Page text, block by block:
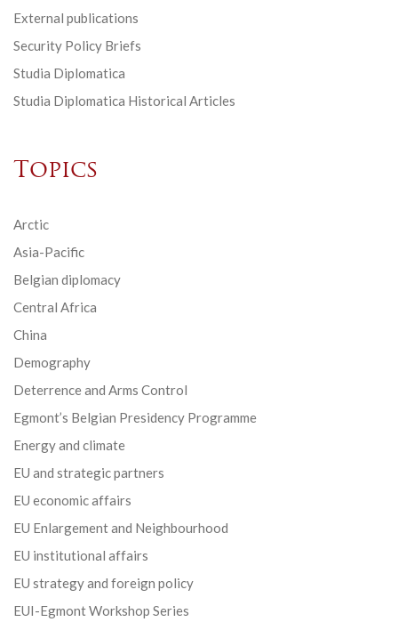
External publications
Security Policy Briefs
Studia Diplomatica
Studia Diplomatica Historical Articles
Topics
Arctic
Asia-Pacific
Belgian diplomacy
Central Africa
China
Demography
Deterrence and Arms Control
Egmont’s Belgian Presidency Programme
Energy and climate
EU and strategic partners
EU economic affairs
EU Enlargement and Neighbourhood
EU institutional affairs
EU strategy and foreign policy
EUI-Egmont Workshop Series